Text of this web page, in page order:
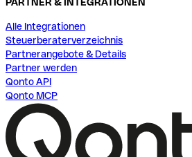
Alle Integrationen
Steuerberaterverzeichnis
Partnerangebote & Details
Partner werden
Qonto API
Qonto MCP